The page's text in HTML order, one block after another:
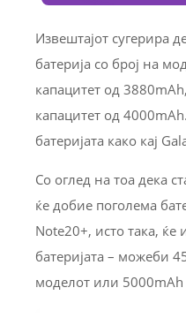
Извештајот сугерира
батерија со број на
капацитет од
капацитет од
батеријата како кај
Со оглед на тоа дека
ќе добие поголема
Note20+, исто така, ќе
батеријата – можеби
моделот или 5000mAh